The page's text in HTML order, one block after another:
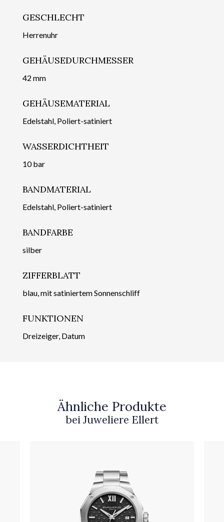
GESCHLECHT
Herrenuhr
GEHÄUSEDURCHMESSER
42 mm
GEHÄUSEMATERIAL
Edelstahl, Poliert-satiniert
WASSERDICHTHEIT
10 bar
BANDMATERIAL
Edelstahl, Poliert-satiniert
BANDFARBE
silber
ZIFFERBLATT
blau, mit satiniertem Sonnenschliff
FUNKTIONEN
Dreizeiger, Datum
Ähnliche Produkte
bei Juweliere Ellert